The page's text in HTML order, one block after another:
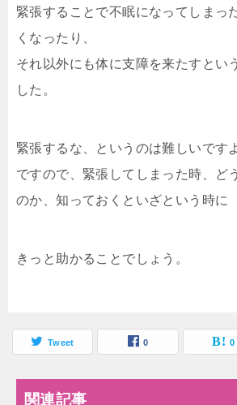
緊張することで不眠になってしまっ
くなったり、
それ以外にも体に支障を来たすとい
した。
緊張するな、というのは難しいです
ですので、緊張してしまった時、ど
のか、知っておくといざという時に
きっと助かることでしょう。
Tweet 0 0
関連記事